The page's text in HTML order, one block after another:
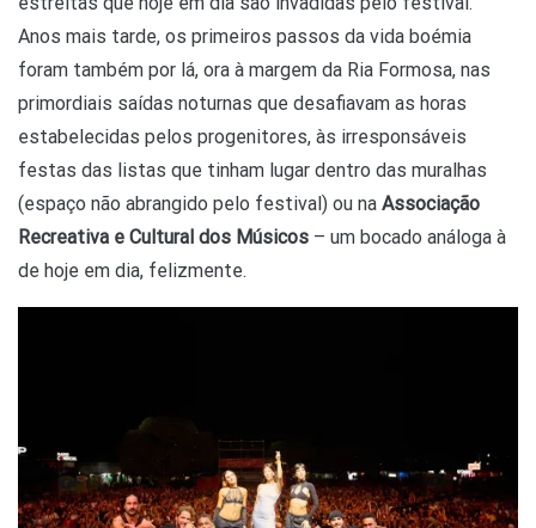
Anos mais tarde, os primeiros passos da vida boémia
foram também por lá, ora à margem da Ria Formosa, nas
primordiais saídas noturnas que desafiavam as horas
estabelecidas pelos progenitores, às irresponsáveis
festas das listas que tinham lugar dentro das muralhas
(espaço não abrangido pelo festival) ou na Associação
Recreativa e Cultural dos Músicos – um bocado análoga à
de hoje em dia, felizmente.